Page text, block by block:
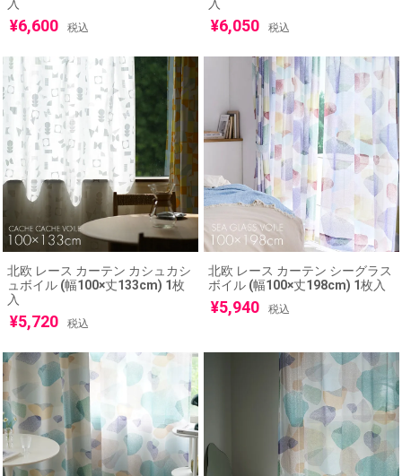
入
¥6,600 税込
入
¥6,050 税込
北欧 レース カーテン カシュカシ
ュボイル (幅100×丈133cm) 1枚
入
¥5,720 税込
北欧 レース カーテン シーグラス
ボイル (幅100×丈198cm) 1枚入
¥5,940 税込